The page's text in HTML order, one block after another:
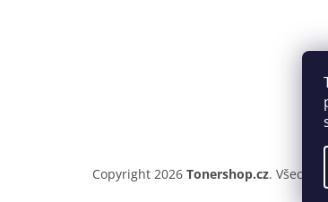
Copyright 2026 Tonershop.cz.